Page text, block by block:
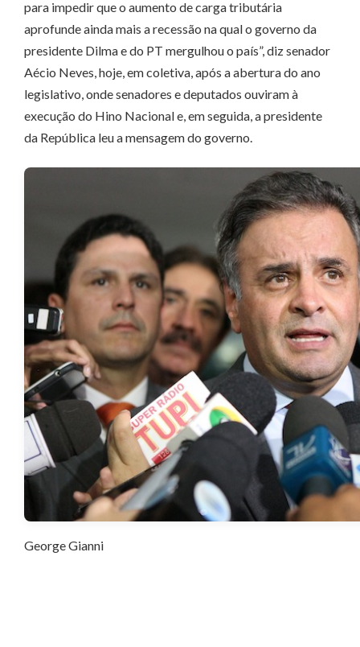
para impedir que o aumento de carga tributária
aprofunde ainda mais a recessão na qual o governo da
presidente Dilma e do PT mergulhou o país”, diz senador
Aécio Neves, hoje, em coletiva, após a abertura do ano
legislativo, onde senadores e deputados ouviram à
execução do Hino Nacional e, em seguida, a presidente
da República leu a mensagem do governo.
George Gianni